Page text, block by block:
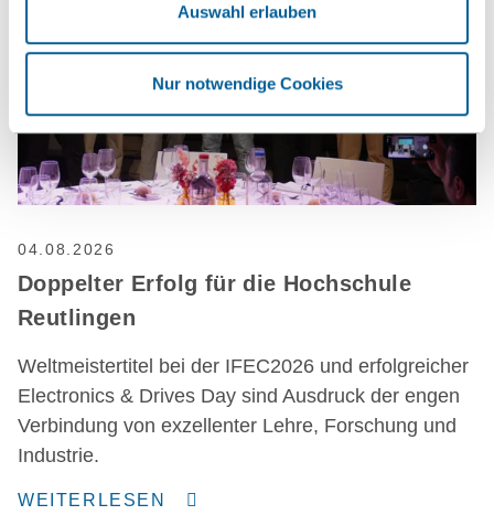
Auswahl erlauben
Nur notwendige Cookies
04.08.2026
Doppelter Erfolg für die Hochschule
Reutlingen
Weltmeistertitel bei der IFEC2026 und erfolgreicher
Electronics & Drives Day sind Ausdruck der engen
Verbindung von exzellenter Lehre, Forschung und
Industrie.
WEITERLESEN